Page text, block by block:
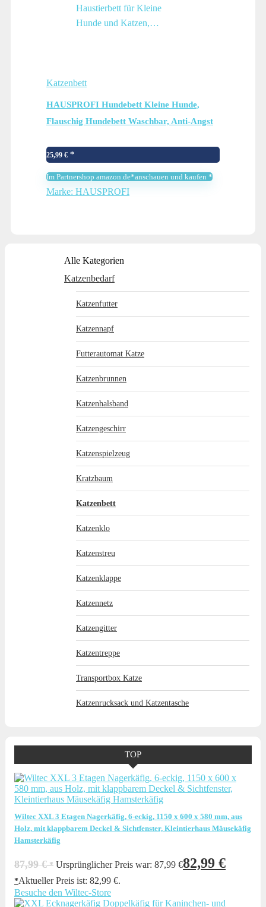
Katzenbett
HAUSPROFI Hundebett Kleine Hunde,
Flauschig Hundebett Waschbar, Anti-Angst
Hundesofa,rutschfest Haustierbett für
Kleine Hunde und Katzen,…
25,99 €
Im Partnershop amazon.de*anschauen und kaufen *
Marke: HAUSPROFI
Alle Kategorien
Katzenbedarf
Katzenfutter
Katzennapf
Futterautomat Katze
Katzenbrunnen
Katzenhalsband
Katzengeschirr
Katzenspielzeug
Kratzbaum
Katzenbett
Katzenklo
Katzenstreu
Katzenklappe
Katzennetz
Katzengitter
Katzentreppe
Transportbox Katze
Katzenrucksack und Katzentasche
TOP
Wiltec XXL 3 Etagen Nagerkäfig, 6-eckig, 1150 x 600 x 580 mm, aus
Holz, mit klappbarem Deckel & Sichtfenster, Kleintierhaus Mäusekäfig
Hamsterkäfig
87,99€ Ursprünglicher Preis war: 87,99 €82,99 €
Aktueller Preis ist: 82,99 €.
Besuche den Wiltec-Store